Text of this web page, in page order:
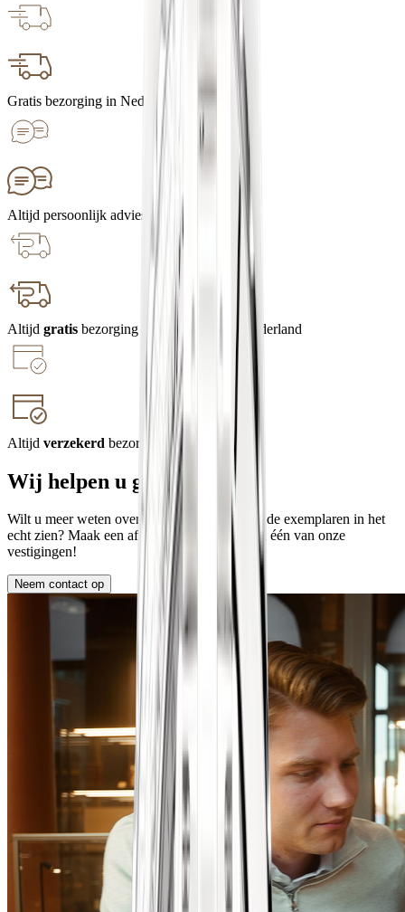
Gratis bezorging in Nederland
Altijd persoonlijk advies
Altijd gratis bezorging en retourneren in Nederland
Altijd verzekerd bezorgd en geretourneerd
Wij helpen u graag
Wilt u meer weten over een merk, of een van de exemplaren in het
echt zien? Maak een afspraak en ervaar het in één van onze
vestigingen!
Neem contact op